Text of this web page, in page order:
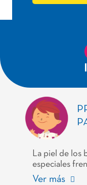
La piel de los
especiales
Ver más